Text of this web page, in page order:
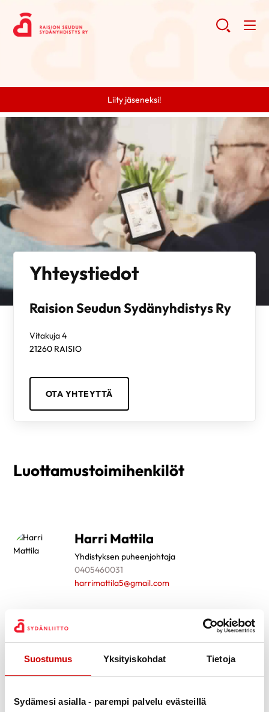
Suostumus Yksityiskohdat Tietoja
Sydämesi asialla - parempi palvelu evästeillä
Liity jäseneksi!
Yhteystiedot
Raision Seudun Sydänyhdistys Ry
Vitakuja 4
21260 RAISIO
OTA YHTEYTTÄ
Luottamustoimihenkilöt
Harri Mattila
Yhdistyksen puheenjohtaja
0405460031
harrimattila5@gmail.com
orellmatti1@gmail.com
Irma Orell